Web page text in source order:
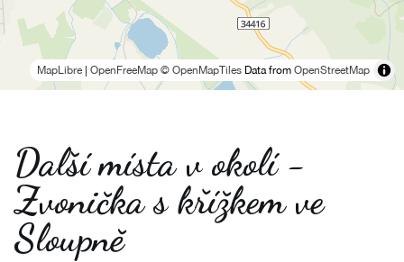
MapLibre OpenFreeMap © OpenMapTiles Data from OpenStreetMap
Další místa v okolí -
Zvonička s křížkem ve
Sloupně